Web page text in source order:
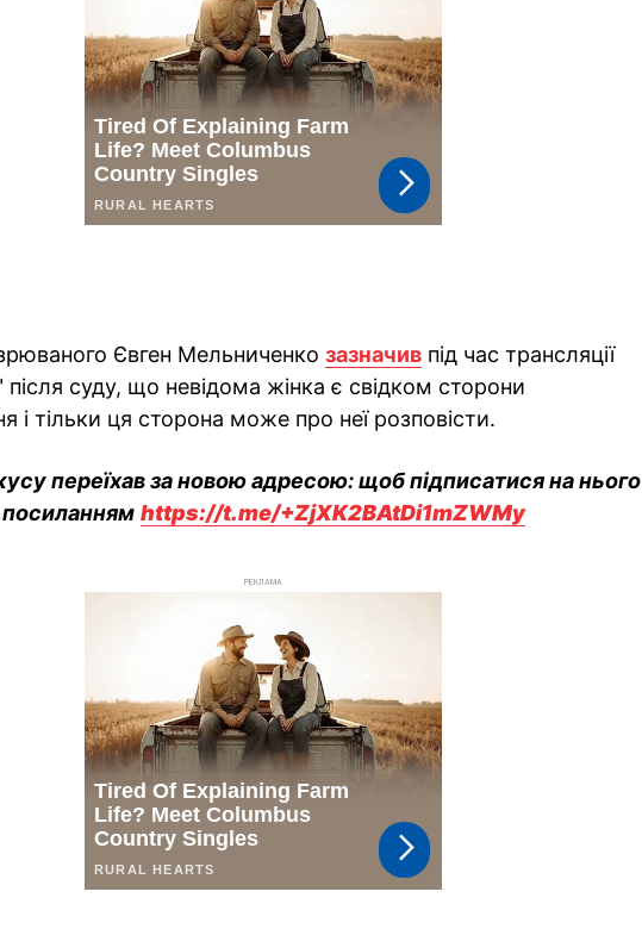
Євген Мельниченко зазначив під час трансляції
після суду, що невідома жінка є свідком сторони
і тільки ця сторона може про неї розповісти.
переїхав за новою адресою: щоб підписатися на нього
посиланням https://t.me/+ZjXK2BAtDi1mZWMy
РЕКЛАМА